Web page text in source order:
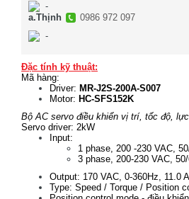
-
a.Thịnh
0986 972 097
-
Đặc tính kỹ thuật:
Mã hàng:
Driver: MR-J2S-200A-S007
Motor: HC-SFS152K
Bộ AC servo điều khiển vị trí, tốc độ,
Servo driver: 2kW
Input:
1 phase, 200 -230 VAC,
3 phase, 200-230 VAC,
Output: 170 VAC, 0-360Hz, 11.0
Type: Speed / Torque / Position